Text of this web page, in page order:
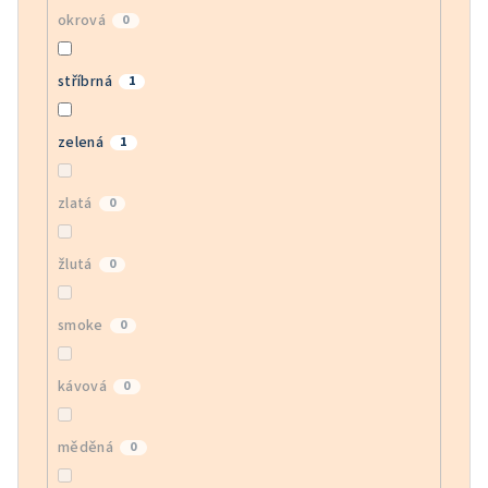
okrová 0
stříbrná 1
zelená 1
zlatá 0
žlutá 0
smoke 0
kávová 0
měděná 0